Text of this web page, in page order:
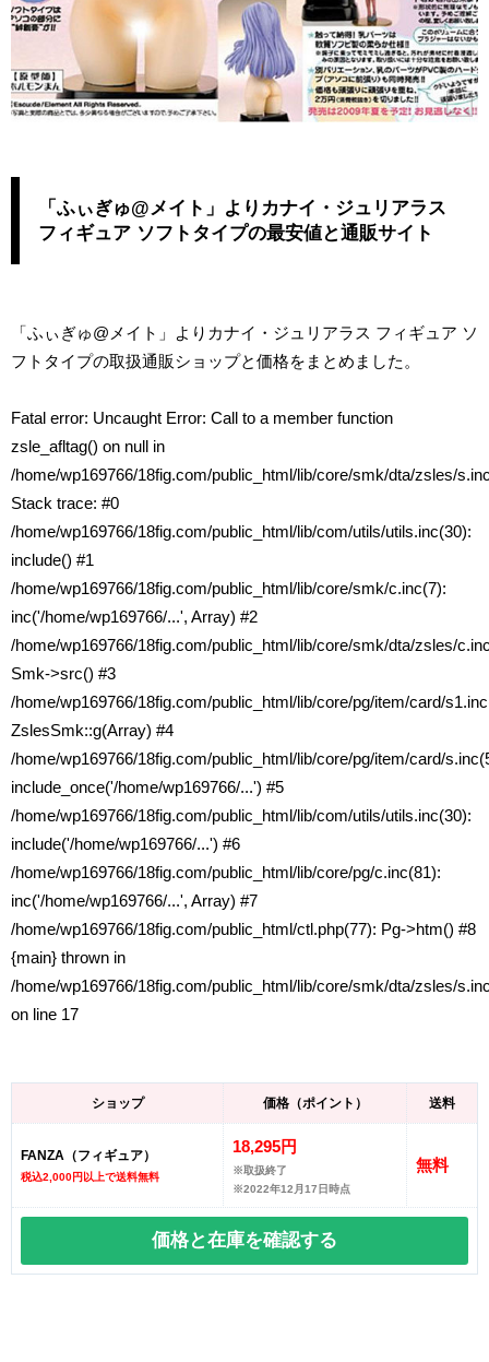
「ふぃぎゅ@メイト」よりカナイ・ジュリアラス
フィギュア ソフトタイプの最安値と通販サイト
「ふぃぎゅ@メイト」よりカナイ・ジュリアラス フィギュア ソ
フトタイプの取扱通販ショップと価格をまとめました。
Fatal error: Uncaught Error: Call to a member function
zsle_afltag() on null in
/home/wp169766/18fig.com/public_html/lib/core/smk/dta/zsles/
Stack trace: #0
/home/wp169766/18fig.com/public_html/lib/com/utils/utils.inc(30):
include() #1
/home/wp169766/18fig.com/public_html/lib/core/smk/c.inc(7):
inc('/home/wp169766/...', Array) #2
/home/wp169766/18fig.com/public_html/lib/core/smk/dta/zsles/
Smk->src() #3
/home/wp169766/18fig.com/public_html/lib/core/pg/item/card/
ZslesSmk::g(Array) #4
/home/wp169766/18fig.com/public_html/lib/core/pg/item/card/
include_once('/home/wp169766/...') #5
/home/wp169766/18fig.com/public_html/lib/com/utils/utils.inc(30):
include('/home/wp169766/...') #6
/home/wp169766/18fig.com/public_html/lib/core/pg/c.inc(81):
inc('/home/wp169766/...', Array) #7
/home/wp169766/18fig.com/public_html/ctl.php(77): Pg->htm() #8
{main} thrown in
/home/wp169766/18fig.com/public_html/lib/core/smk/dta/zsles/
on line 17
ショップ 価格（ポイント） 送料
FANZA（フィギュア）
税込2,000円以上で送料無料
18,295円
※取扱終了
※2022年12月17日時点
無料
価格と在庫を確認する